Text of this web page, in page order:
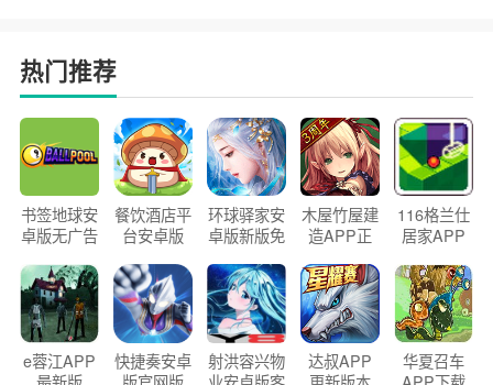
热门推荐
书签地球安
卓版无广告
餐饮酒店平
台安卓版
环球驿家安
卓版新版免
木屋竹屋建
造APP正
116格兰仕
居家APP
e蓉江APP
快捷奏安卓
射洪容兴物
达叔APP
华夏召车